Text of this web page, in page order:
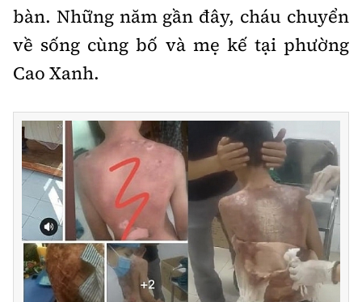
bàn. Những năm gần đây, cháu chuyển
về sống cùng bố và mẹ kế tại phường
Cao Xanh.